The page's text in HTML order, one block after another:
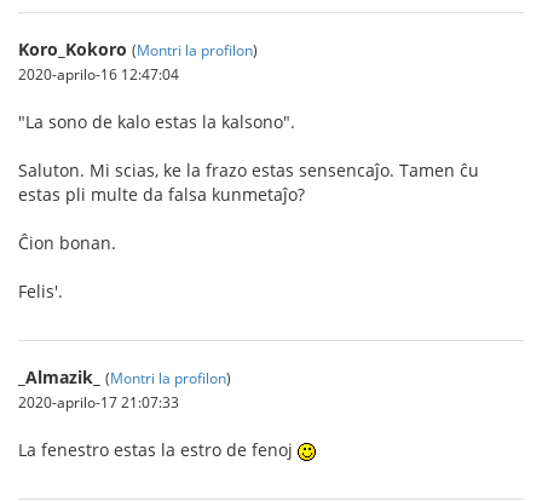
Koro_Kokoro (Montri la profilon)
2020-aprilo-16 12:47:04
"La sono de kalo estas la kalsono".
Saluton. Mi scias, ke la frazo estas sensencaĵo. Tamen ĉu
estas pli multe da falsa kunmetaĵo?
Ĉion bonan.
Felis'.
_Almazik_ (Montri la profilon)
2020-aprilo-17 21:07:33
La fenestro estas la estro de fenoj